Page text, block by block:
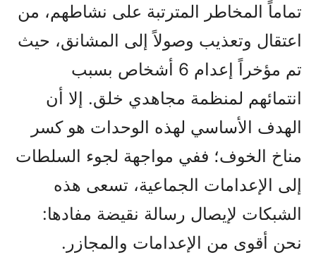
تماماً المخاطر المترتبة على نشاطهم، من
اعتقال وتعذيب وصولاً إلى المشانق، حيث
تم مؤخراً إعدام 6 أشخاص بسبب
انتمائهم لمنظمة مجاهدي خلق. إلا أن
الهدف الأساسي لهذه الوحدات هو كسر
مناخ الخوف؛ ففي مواجهة لجوء السلطات
إلى الإعدامات الجماعية، تسعى هذه
الشبكات لإيصال رسالة نقيضة مفادها:
نحن أقوى من الإعدامات والمجازر.